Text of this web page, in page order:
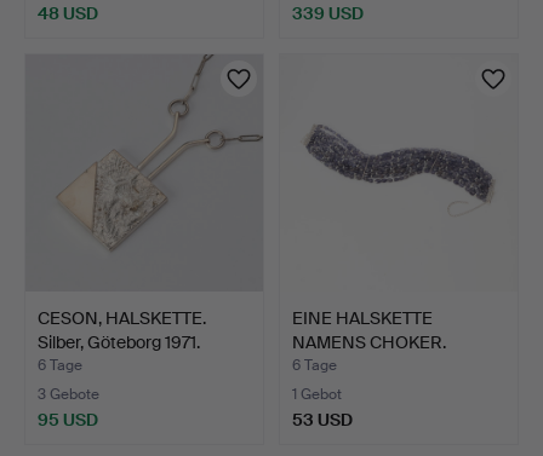
48 USD 339 USD
CESON, HALSKETTE.
Silber, Göteborg 1971.
6 Tage
3 Gebote
95 USD
EINE HALSKETTE
NAMENS CHOKER.
Tioradig-Hal…
6 Tage
1 Gebot
53 USD